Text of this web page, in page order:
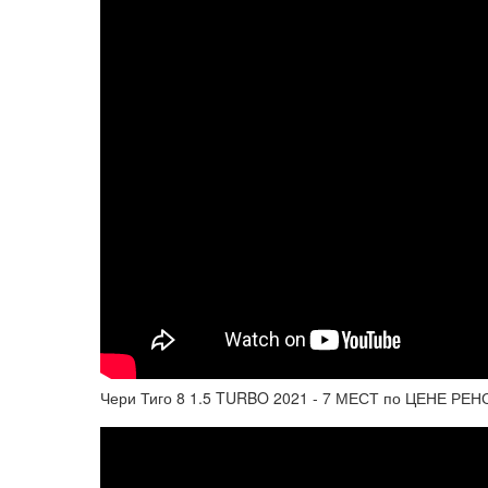
Чери Тиго 8 1.5 TURBO 2021 - 7 МЕСТ по ЦЕНЕ